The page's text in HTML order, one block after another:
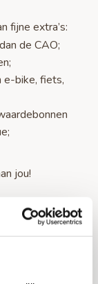
fijne extra’s:
de CAO;
e-bike, fiets,
jou!